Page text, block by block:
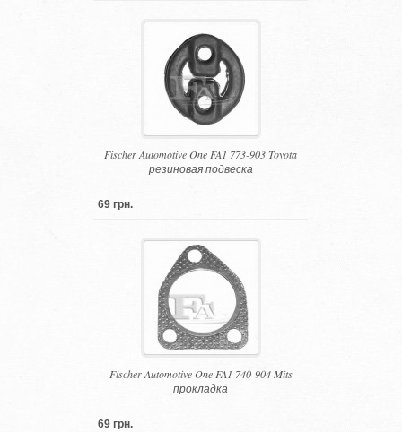
Fischer Automotive One FA1 773-903 Toyota
резиновая подвеска
69 грн.
Fischer Automotive One FA1 740-904 Mits
прокладка
69 грн.